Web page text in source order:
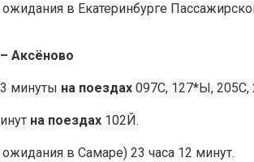
ожидания в Екатеринбурге
Аксёново
минуты на поездах 097С, 127*Ы, 205С,
на поездах 102Й.
ожидания в Самаре) 23 часа 12 минут.